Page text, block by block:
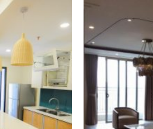
Add to
Wishlist